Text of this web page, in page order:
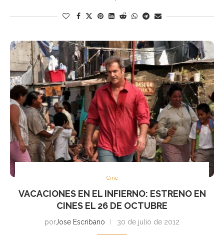
Cine
VACACIONES EN EL INFIERNO: ESTRENO EN
CINES EL 26 DE OCTUBRE
porJose Escribano 30 de julio de 2012